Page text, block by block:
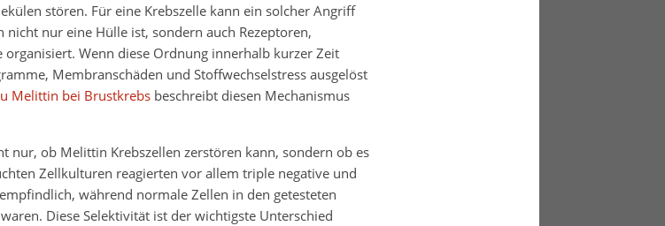
stören. Für eine Krebszelle kann ein solcher Angriff
nur eine Hülle ist, sondern auch Rezeptoren,
Wenn diese Ordnung innerhalb kurzer Zeit
Membranschäden und Stoffwechselstress ausgelöst
Melittin bei Brustkrebsbeschreibt diesen Mechanismus
nur, ob Melittin Krebszellen zerstören kann, sondern ob es
Zellkulturen reagierten vor allem triple negative und
während normale Zellen in den getesteten
Diese Selektivität ist der wichtigste Unterschied